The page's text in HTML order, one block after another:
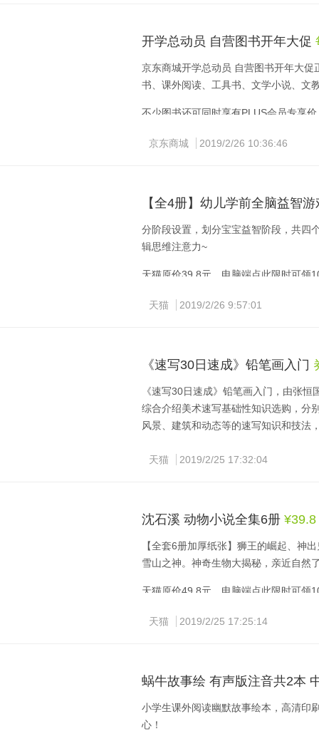
开学总动员 自营图书开年大促
京东商城开学总动员 自营图书开年大
书、课外阅读、工具书、文学小说、文
不少图书还可同时享有PLUS会员专享
京东商城 2019/2/26 10:36:46
【全4册】幼儿学前全脑益智
分阶段设置，划分宝宝益智阶段，共四
辑思维注意力~
天猫原价39.8元，电脑端点此限时可领
手机端复制标题淘口令，打开手机淘
天猫 2019/2/26 9:57:01
《速写30日速成》铅笔画入门
《速写30日速成》铅笔画入门，由张
综合介绍美术速写基础性知识选购，分
风景、建筑和动态等的速写知识和技法
天猫旗舰店活动价19.8元，限时可领
天猫 2019/2/25 17:32:04
沈石溪 动物小说全集6册
【全套6册加厚纸张】狮王的崛起、神
雪山之神。神奇生物大揭秘，亲近自然
天猫原价49.8元，电脑端点此限时可领
手机端复制标题淘口令，打开手机淘
天猫 2019/2/25 17:25:14
蜗牛故事绘 有声版注音共2本
小学生课外阅读幽默故事绘本，高清印
心！